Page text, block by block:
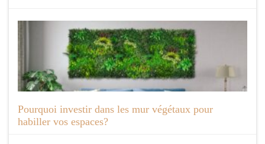
Pourquoi investir dans les mur végétaux pour
habiller vos espaces?